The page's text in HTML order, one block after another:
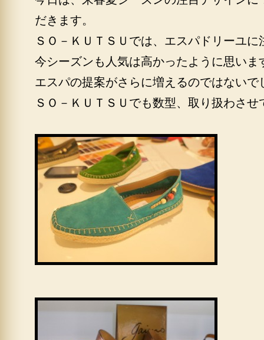
だきます。
ＳＯ－ＫＵＴＳＵでは、エスパドリーユに
今シーズンも人気は高かったように思いま
エスパの提案がさらに増えるのではないで
ＳＯ－ＫＵＴＳＵでも数型、取り扱わさ